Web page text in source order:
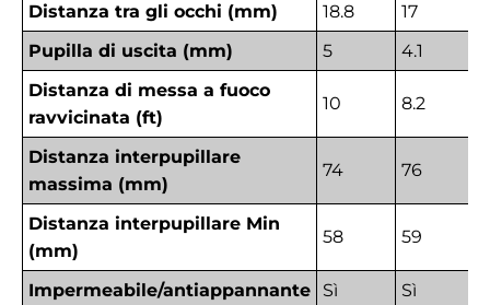
Distanza tra gli occhi (mm)
18.8
17
Pupilla di uscita (mm)
5
4.1
Distanza di messa a fuoco
ravvicinata (ft)
10 8.2
Distanza interpupillare
massima (mm)
74 76
Distanza interpupillare Min
(mm)
58 59
Impermeabile/antiappannante Sì
Sì